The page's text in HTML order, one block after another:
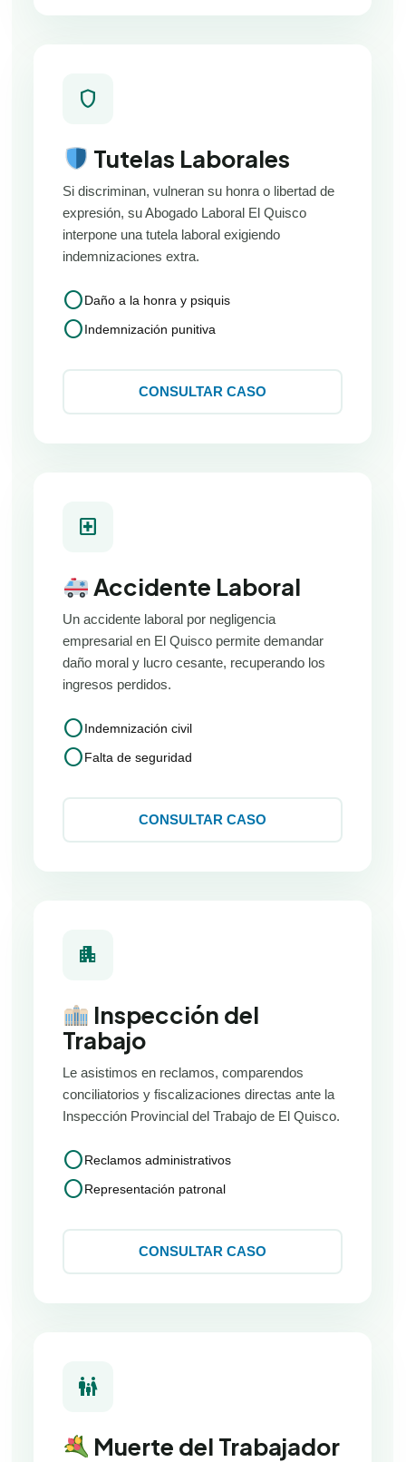
shield
Tutelas Laborales
Si discriminan, vulneran su honra o libertad de
expresión, su Abogado Laboral El Quisco
interpone una tutela laboral exigiendo
indemnizaciones extra.
circleDaño a la honra y psiquis
circleIndemnización punitiva
CONSULTAR CASO
local_hospital
Accidente Laboral
Un accidente laboral por negligencia
empresarial en El Quisco permite demandar
daño moral y lucro cesante, recuperando los
ingresos perdidos.
circleIndemnización civil
circleFalta de seguridad
CONSULTAR CASO
apartment
Inspección del
Trabajo
Le asistimos en reclamos, comparendos
conciliatorios y fiscalizaciones directas ante la
Inspección Provincial del Trabajo de El Quisco.
circleReclamos administrativos
circleRepresentación patronal
CONSULTAR CASO
family_restroom
Muerte del Trabajador